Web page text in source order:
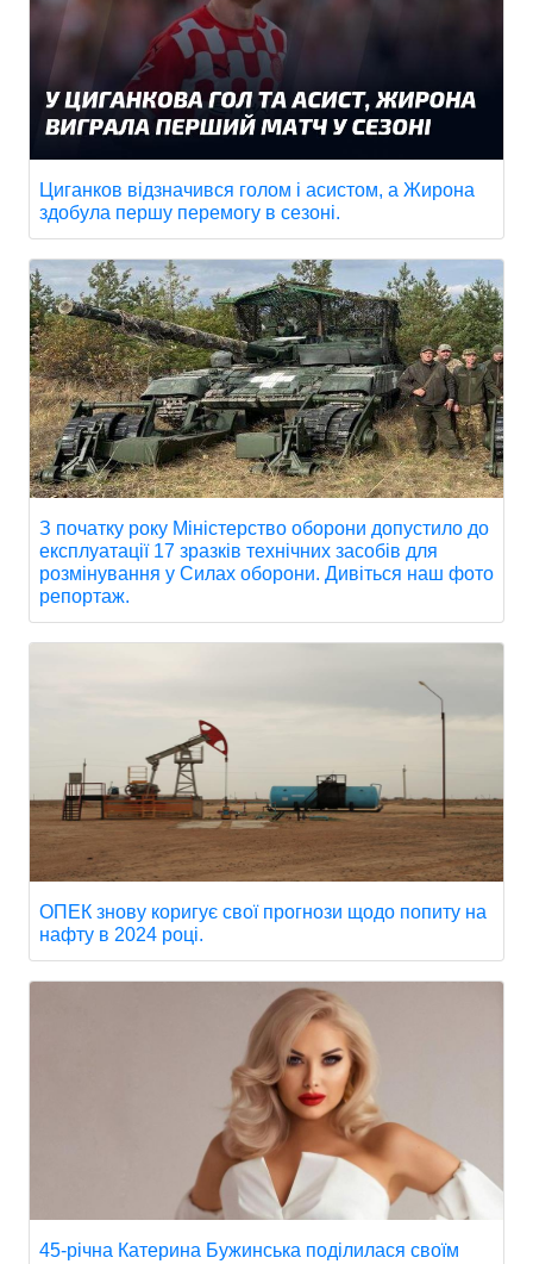
Циганков відзначився голом і асистом, а Жирона
здобула першу перемогу в сезоні.
З початку року Міністерство оборони допустило до
експлуатації 17 зразків технічних засобів для
розмінування у Силах оборони. Дивіться наш фото
репортаж.
ОПЕК знову коригує свої прогнози щодо попиту на
нафту в 2024 році.
45-річна Катерина Бужинська поділилася своїм